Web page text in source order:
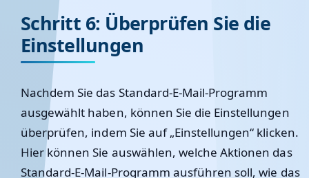
Schritt 6: Überprüfen Sie die
Einstellungen
Nachdem Sie das Standard-E-Mail-Programm
ausgewählt haben, können Sie die Einstellungen
überprüfen, indem Sie auf „Einstellungen“ klicken.
Hier können Sie auswählen, welche Aktionen das
Standard-E-Mail-Programm ausführen soll, wie das